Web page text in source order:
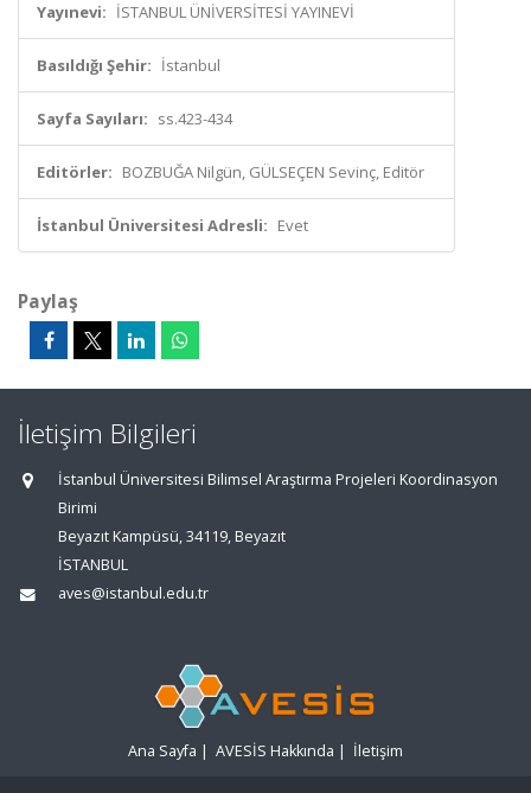
Yayınevi: İSTANBUL ÜNİVERSİTESİ YAYINEVİ
Basıldığı Şehir: İstanbul
Sayfa Sayıları: ss.423-434
Editörler: BOZBUĞA Nilgün, GÜLSEÇEN Sevinç, Editör
İstanbul Üniversitesi Adresli: Evet
Paylaş
İletişim Bilgileri
İstanbul Üniversitesi Bilimsel Araştırma Projeleri Koordinasyon
Birimi
Beyazıt Kampüsü, 34119, Beyazıt
İSTANBUL
aves@istanbul.edu.tr
Ana Sayfa | AVESİS Hakkında | İletişim